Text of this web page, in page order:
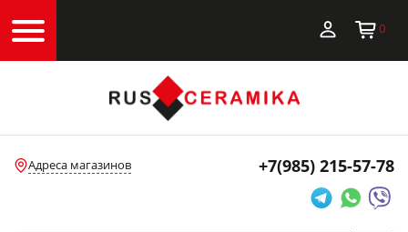
0
Адреса магазинов +7(985) 215-57-78